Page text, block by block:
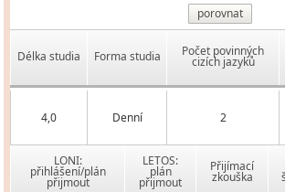
porovnat
Délka studia Forma studia Počet povinných
cizích jazyků
4,0 Denní 2
LONI:
přihlášení/plán
přijmout
LETOS:
plán
přijmout
Přijímací
zkouška